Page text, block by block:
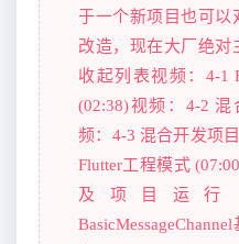
于一个新项目也可以
改造，现在大厂绝对
收起列表视频：4-1
(02:38)视频：4-2
频：4-3 混合开发项
Flutter工程模式
及项目运行